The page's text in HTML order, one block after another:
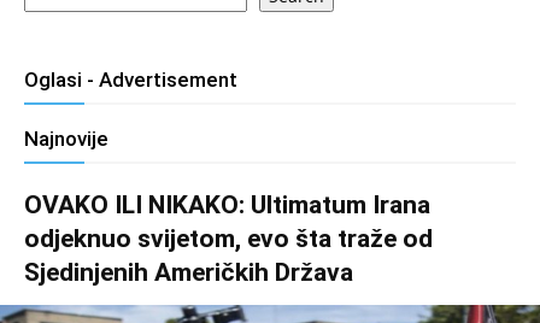
Oglasi - Advertisement
Najnovije
OVAKO ILI NIKAKO: Ultimatum Irana
odjeknuo svijetom, evo šta traže od
Sjedinjenih Američkih Država